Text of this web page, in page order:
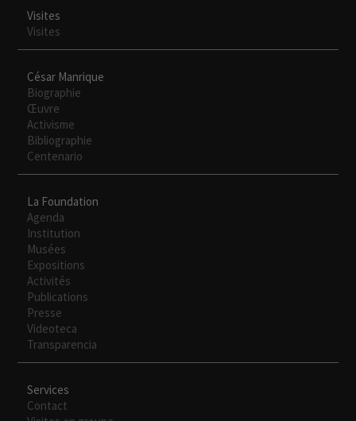
Visites
Visites
César Manrique
Biographie
Œuvre
Activisme
Bibliographie
Centenario
La Foundation
Agenda
Institution
Musées
Expositions
Activités
Publications
Presse
Videoteca
Transparencia
Services
Contact
web.
mejor posible